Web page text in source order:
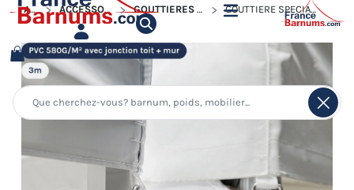
ACCUEIL ACCESSOIRES POUR BARNUMS PLIANTS GOUTTIÈRES ET JONCTIONS POUR BARNUM PLIANT GOUTTIÈRE SPÉCIALE PVC 580G/M² POUR ACCROCHER UN MUR DE 3M